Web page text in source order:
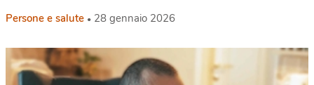
Persone e salute 28 gennaio 2026